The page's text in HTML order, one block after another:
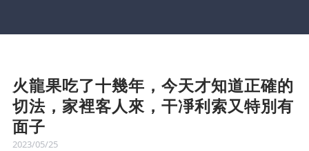
火龍果吃了十幾年，今天才知道正確的
切法，家裡客人來，干凈利索又特別有
面子
2023/05/25